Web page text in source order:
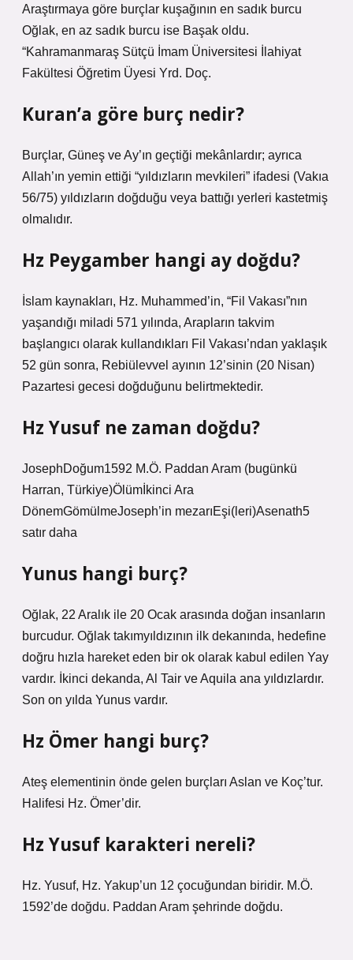
Araştırmaya göre burçlar kuşağının en sadık burcu
Oğlak, en az sadık burcu ise Başak oldu.
“Kahramanmaraş Sütçü İmam Üniversitesi İlahiyat
Fakültesi Öğretim Üyesi Yrd. Doç.
Kuran’a göre burç nedir?
Burçlar, Güneş ve Ay’ın geçtiği mekânlardır; ayrıca
Allah’ın yemin ettiği “yıldızların mevkileri” ifadesi (Vakıa
56/75) yıldızların doğduğu veya battığı yerleri kastetmiş
olmalıdır.
Hz Peygamber hangi ay doğdu?
İslam kaynakları, Hz. Muhammed’in, “Fil Vakası”nın
yaşandığı miladi 571 yılında, Arapların takvim
başlangıcı olarak kullandıkları Fil Vakası’ndan yaklaşık
52 gün sonra, Rebiülevvel ayının 12’sinin (20 Nisan)
Pazartesi gecesi doğduğunu belirtmektedir.
Hz Yusuf ne zaman doğdu?
JosephDoğum1592 M.Ö. Paddan Aram (bugünkü
Harran, Türkiye)Ölümİkinci Ara
DönemGömülmeJoseph’in mezarıEşi(leri)Asenath5
satır daha
Yunus hangi burç?
Oğlak, 22 Aralık ile 20 Ocak arasında doğan insanların
burcudur. Oğlak takımyıldızının ilk dekanında, hedefine
doğru hızla hareket eden bir ok olarak kabul edilen Yay
vardır. İkinci dekanda, Al Tair ve Aquila ana yıldızlardır.
Son on yılda Yunus vardır.
Hz Ömer hangi burç?
Ateş elementinin önde gelen burçları Aslan ve Koç’tur.
Halifesi Hz. Ömer’dir.
Hz Yusuf karakteri nereli?
Hz. Yusuf, Hz. Yakup’un 12 çocuğundan biridir. M.Ö.
1592’de doğdu. Paddan Aram şehrinde doğdu.